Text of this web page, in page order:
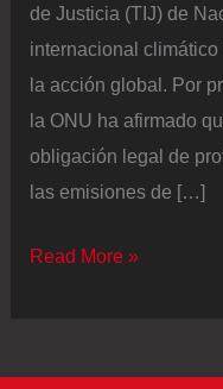
de Justicia (TIJ) de
internacional
la acción global. Por
la ONU ha afirmado
obligación legal de
las emisiones de […]
La
Read More »